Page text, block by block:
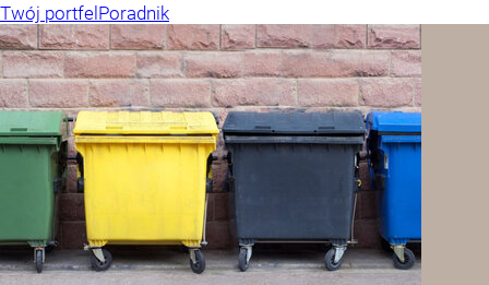
Twój portfelPoradnik